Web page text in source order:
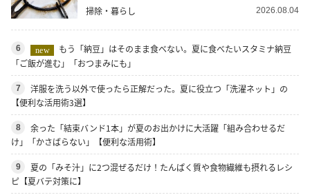
掃除・暮らし 2026.08.04
6 new
もう「納豆」はそのまま食べない。夏に食べたいスタミナ納豆
「ご飯が進む」「おつまみにも」
7
洋服を洗う以外で使ったら正解だった。夏に役立つ「洗濯ネット」の
【便利な活用術3選】
8
余った「結束バンド1本」が夏のお出かけに大活躍「組み合わせるだ
け」「かさばらない」【便利な活用術】
9
夏の「みそ汁」に2つ混ぜるだけ！たんぱく質や食物繊維も摂れるレシ
ピ【夏バテ対策に】